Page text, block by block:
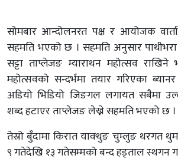
सोमबार आन्दोलनरत पक्ष र आयोजक
सहमति भएको छ । सहमति अनुसार पाथीभरा
सट्टा ताप्लेजङ म्याराथन महोत्सव
महोत्सवको सन्दर्भमा तयार गरिएका
अडियो भिडियो जिङगल लगायत सबैमा
शब्द हटाएर ताप्लेजङ लेख्ने सहमति भएको छ ।
तेस्रो बुँदामा किरात याक्थुङ चुम्लुङ थरगत
९ गतेदेखि १३ गतेसम्मको बन्द हड्ताल स्थगन